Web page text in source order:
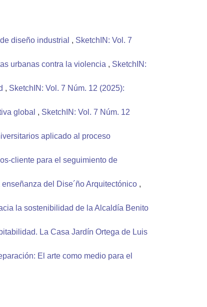
diseño industrial , SketchIN: Vol. 7
urbanas contra la violencia , SketchIN:
, SketchIN: Vol. 7 Núm. 12 (2025):
global , SketchIN: Vol. 7 Núm. 12
aplicado al proceso
cliente para el seguimiento de
del Dise´ño Arquitectónico ,
la sostenibilidad de la Alcaldía Benito
La Casa Jardín Ortega de Luis
El arte como medio para el